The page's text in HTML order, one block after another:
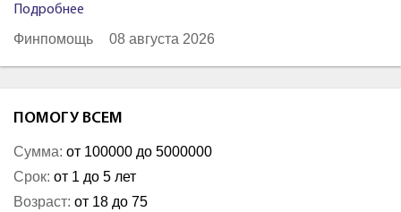
Подробнее
Финпомощь 08 августа 2026
ПОМОГУ ВСЕМ
Сумма: от 100000 до 5000000
Срок: от 1 до 5 лет
Возраст: от 18 до 75